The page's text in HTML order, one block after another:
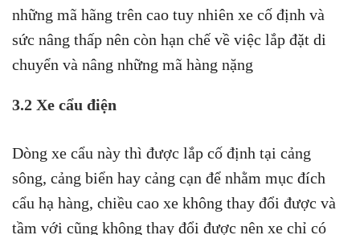
những mã hãng trên cao tuy nhiên xe cố định và
sức nâng thấp nên còn hạn chế về việc lắp đặt di
chuyển và nâng những mã hàng nặng
3.2 Xe cẩu điện
Dòng xe cẩu này thì được lắp cố định tại cảng
sông, cảng biển hay cảng cạn để nhằm mục đích
cẩu hạ hàng, chiều cao xe không thay đổi được và
tầm với cũng không thay đổi được nên xe chỉ có